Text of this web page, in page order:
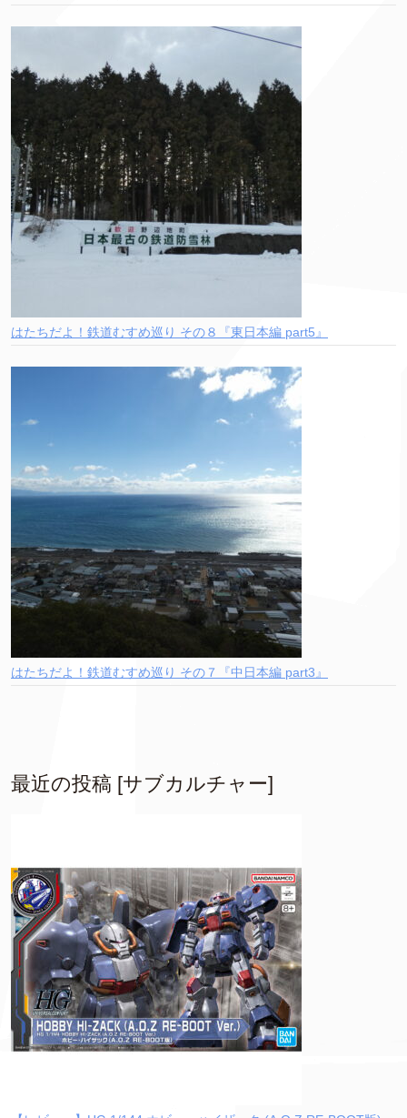
はたちだよ！鉄道むすめ巡り その８『東日本編 part5』
はたちだよ！鉄道むすめ巡り その７『中日本編 part3』
最近の投稿 [サブカルチャー]